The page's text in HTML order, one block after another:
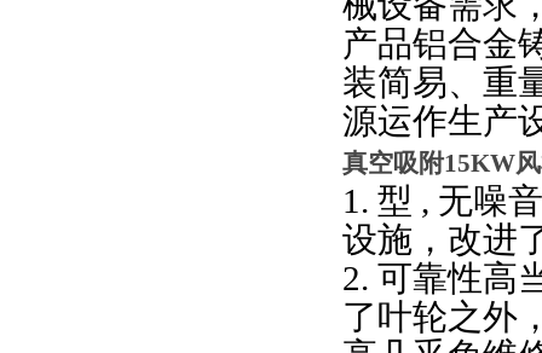
产品铝合金
装简易、重
源运作生产
真空吸附15KW
1. 型 , 无噪
设施，改进
2. 可靠性高
了叶轮之外